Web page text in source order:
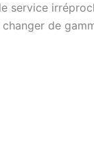
service
de